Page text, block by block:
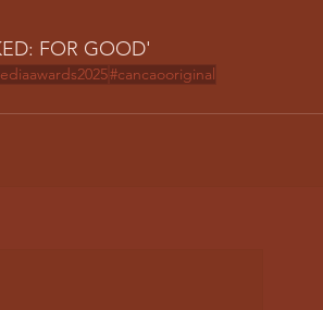
FOR GOOD'
#cancaooriginal